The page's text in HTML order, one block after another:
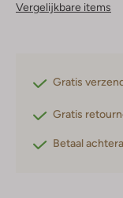
Vergelijkbare items
Gratis
Gratis
Betaal